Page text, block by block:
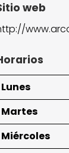
web
Lunes
Martes
Miércoles